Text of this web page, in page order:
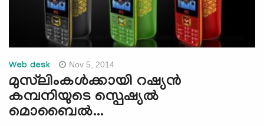
Web desk Nov 5, 2014
മുസ്‍ലിംകള്‍ക്കായി റഷ്യന്‍
കമ്പനിയുടെ സ്പെഷ്യല്‍
മൊബൈല്‍...